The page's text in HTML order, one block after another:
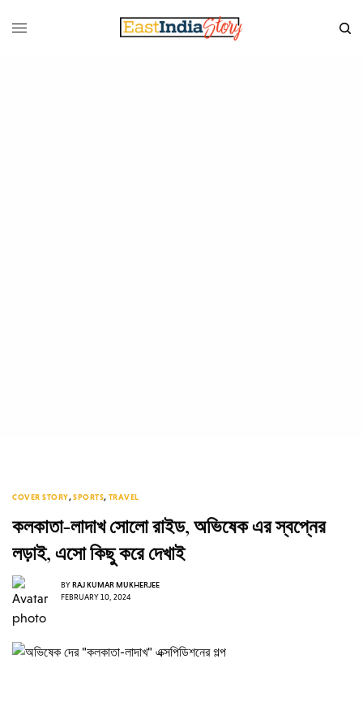
COVER STORY,SPORTS, TRAVEL
কলকাতা-লাদাখ সোলো রাইড, অভিষেক এর স্বপ্নের
লড়াই, এসো কিছু করে দেখাই
BY RAJ KUMAR MUKHERJEE
FEBRUARY 10, 2024